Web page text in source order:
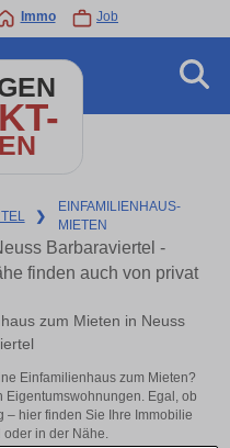
Immo Job
❯
EINFAMILIENHAUS-
MIETEN
Barbaraviertel -
finden auch von privat
zum Mieten in Neuss
Einfamilienhaus zum Mieten?
Eigentumswohnungen. Egal, ob
– hier finden Sie Ihre Immobilie
oder in der Nähe.